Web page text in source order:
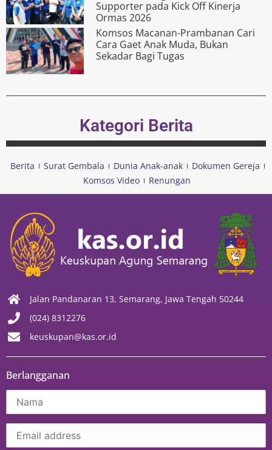
Supporter pada Kick Off Kinerja
Ormas 2026
Komsos Macanan-Prambanan Cari
Cara Gaet Anak Muda, Bukan
Sekadar Bagi Tugas
Kategori Berita
Berita Surat Gembala Dunia Anak-anak
Dokumen Gereja
Komsos Video
Renungan
Jalan Pandanaran 13, Semarang, Jawa Tengah 50244
(024) 8312276
keuskupan@kas.or.id
Berlangganan